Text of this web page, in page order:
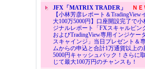
JFX「MATRIX TRADER」
ＮＥ
【小林芳彦レポート＆TradingView
大100万5000円】口座開設完了で小
ジナルレポート「FXスキャルピン
およびTradingView専用インジケー
スキャインジ」当日プレゼント＆
ムからの申込と合計1万通貨以上の
5000円キャッシュバック！さらに
じて最大100万円のチャンスも！